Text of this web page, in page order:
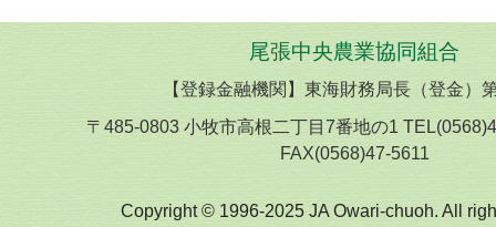
尾張中央農業協同組合
【登録金融機関】東海財務局長（登金）
〒485-0803 小牧市高根二丁目7番地の1
FAX(0568)47-5611
Copyright © 1996-2025 JA Owari-chuoh. All